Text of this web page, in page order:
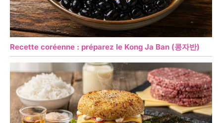
Recette coréenne : préparez le Kong Ja Ban (콩자반)